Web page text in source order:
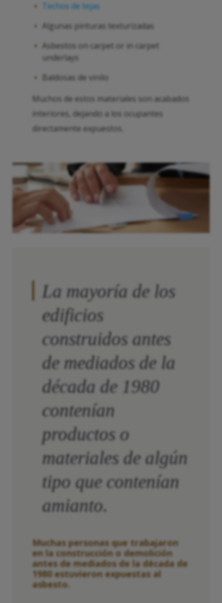
Techos de tejas
Algunas pinturas texturizadas
Asbestos on carpet or in carpet
underlays
Baldosas de vinilo
Muchos de estos materiales son acabados
interiores, dejando a los ocupantes
directamente expuestos.
La mayoría de los
edificios
construidos antes
de mediados de la
década de 1980
contenían
productos o
materiales de algún
tipo que contenían
amianto.
Muchas personas que trabajaron
en la construcción o demolición
antes de mediados de la década de
1980 estuvieron expuestas al
asbesto.